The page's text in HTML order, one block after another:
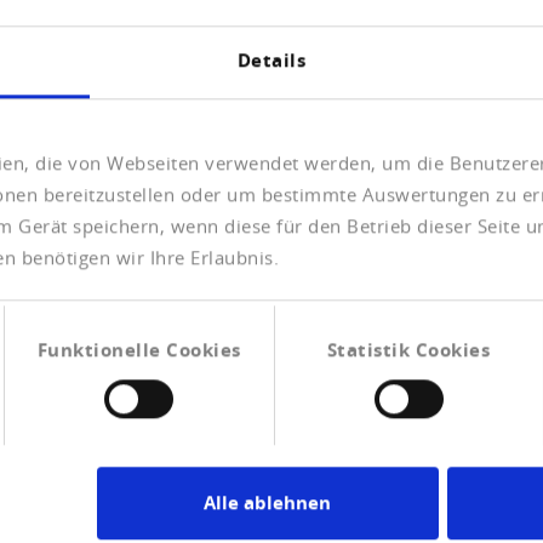
Details
die von Webseiten verwendet werden, um die
bereitzustellen oder um bestimmte Auswertungen zu
Gerät speichern, wenn diese für den Betrieb dieser Seite
benötigen wir Ihre Erlaubnis.
Funktionelle Cookies Statistik Cookies
Alle ablehnen
Punkten zeigt sich wieder eine knappe
die Investitionsbereitschaft ist leicht
planen aktuell ein entsprechendes
bleibt das Niveau unter früheren
oder sogar pessimistisch. Ein
warnt Hantzsch. „Allein auf
zu setzen, reiche nicht. Strukturelle
Energiepreise und Bürokratieabbau sind
mehr investieren.“ Ein möglicher Lichtblick
die Arbeitsmarktlage verschlechtert sich
reduziert. 17,6 Prozent der